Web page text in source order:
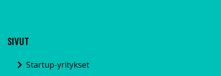
SIVUT
Startup-yritykset